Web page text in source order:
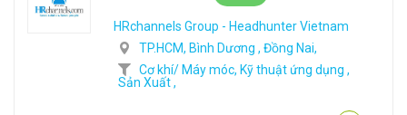
HRchannels Group - Headhunter Vietnam
TP.HCM, Bình Dương , Đồng Nai,
Cơ khí/ Máy móc, Kỹ thuật ứng dụng ,
Sản Xuất ,